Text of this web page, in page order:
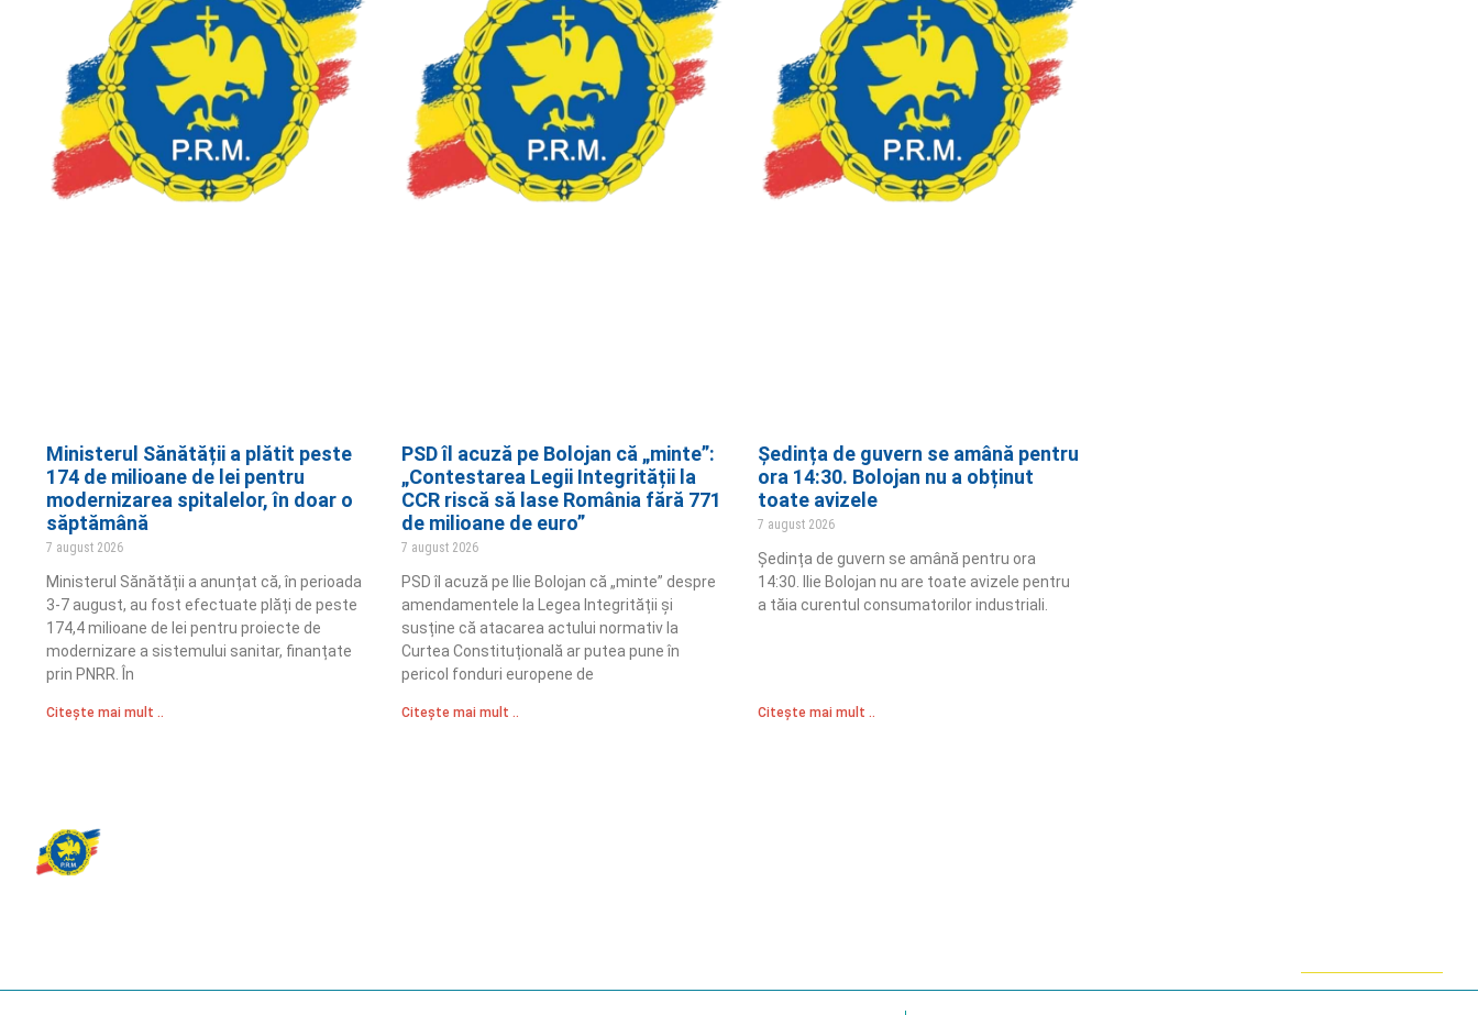
Ministerul Sănătății a plătit peste
174 de milioane de lei pentru
modernizarea spitalelor, în doar o
săptămână
7 august 2026
Ministerul Sănătății a anunțat că, în perioada
3-7 august, au fost efectuate plăți de peste
174,4 milioane de lei pentru proiecte de
modernizare a sistemului sanitar, finanțate
prin PNRR. În
Citește mai mult ..
PSD îl acuză pe Bolojan că „minte”:
„Contestarea Legii Integrității la
CCR riscă să lase România fără 771
de milioane de euro”
7 august 2026
PSD îl acuză pe Ilie Bolojan că „minte” despre
amendamentele la Legea Integrității și
susține că atacarea actului normativ la
Curtea Constituțională ar putea pune în
pericol fonduri europene de
Citește mai mult ..
Ședința de guvern se amână pentru
ora 14:30. Bolojan nu a obținut
toate avizele
7 august 2026
Ședința de guvern se amână pentru ora
14:30. Ilie Bolojan nu are toate avizele pentru
a tăia curentul consumatorilor industriali.
Citește mai mult ..